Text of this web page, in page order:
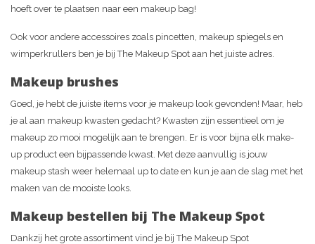
hoeft over te plaatsen naar een makeup bag!
Ook voor andere accessoires zoals pincetten, makeup spiegels en
wimperkrullers ben je bij The Makeup Spot aan het juiste adres.
Makeup brushes
Goed, je hebt de juiste items voor je makeup look gevonden! Maar, heb
je al aan makeup kwasten gedacht? Kwasten zijn essentieel om je
makeup zo mooi mogelijk aan te brengen. Er is voor bijna elk make-
up product een bijpassende kwast. Met deze aanvullig is jouw
makeup stash weer helemaal up to date en kun je aan de slag met het
maken van de mooiste looks.
Makeup bestellen bij The Makeup Spot
Dankzij het grote assortiment vind je bij The Makeup Spot